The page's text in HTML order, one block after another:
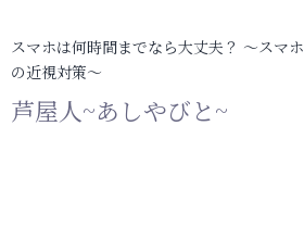
スマホは何時間までなら大丈夫？ ～スマ
の近視対策～
芦屋人~あしやびと~